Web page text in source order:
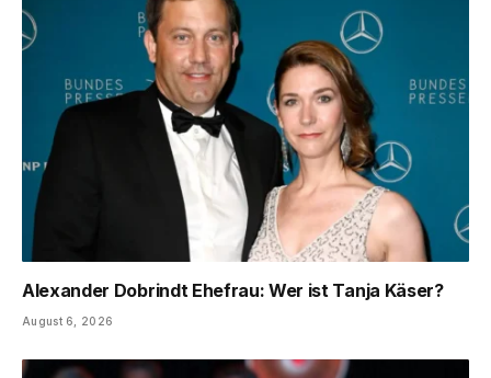
Alexander Dobrindt Ehefrau: Wer ist Tanja Käser?
August 6, 2026